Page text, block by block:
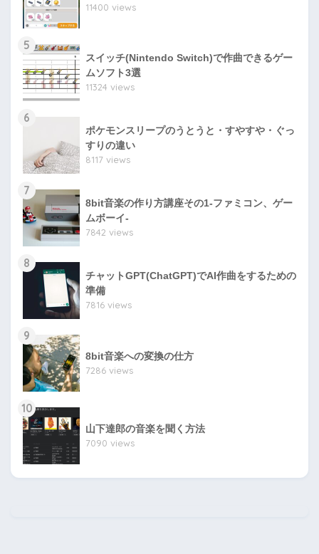
11400 views
5
スイッチ(Nintendo Switch)で作曲できるゲー
ムソフト3選
11324 views
6
ポケモンスリープのうとうと・すやすや・ぐっ
すりの違い
8117 views
7
8bit音楽の作り方講座その1-ファミコン、ゲー
ムボーイ-
7842 views
8
チャットGPT(ChatGPT)でAI作曲をするための
準備
7816 views
9
8bit音楽への変換の仕方
7286 views
10
山下達郎の音楽を聞く方法
7090 views